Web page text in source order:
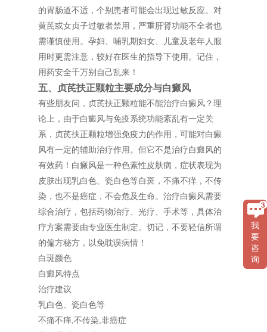
的胃肠道不适，个别患者可能会出现过敏反应。对
黄芪或女贞子过敏者禁用，严重肝肾功能不全者也
需谨慎使用。孕妇、哺乳期妇女、儿童及老年人服
用时更需注意，较好在医生的指导下使用。记住，
用药安全千万别自己乱来！
五、贞芪扶正颗粒主要成分与白癜风
有些朋友问，贞芪扶正颗粒能不能治疗白癜风？理
论上，由于白癜风与免疫系统功能紊乱有一定关
系，贞芪扶正颗粒增强免疫力的作用，可能对白癜
风有一定的辅助治疗作用。但它不是治疗白癜风的
有效药！白癜风是一种色素性皮肤病，症状表现为
皮肤出现乳白色、瓷白色等白斑，不痛不痒，不传
染，也不是癌症，不会危及生命。治疗白癜风需要
综合治疗，包括药物治疗、光疗、手术等，具体治
疗方案需要由专业医生制定。切记，不要轻信所谓
的偏方秘方，以免耽误病情！
白斑颜色
白癜风特点
治疗建议
乳白色、瓷白色等
不痛不痒,不传染,非癌症
我
要
咨
询